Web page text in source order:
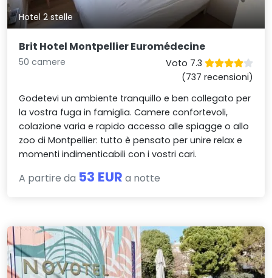
Hotel 2 stelle
Brit Hotel Montpellier Euromédecine
50 camere
Voto 7.3
(737 recensioni)
Godetevi un ambiente tranquillo e ben collegato per
la vostra fuga in famiglia. Camere confortevoli,
colazione varia e rapido accesso alle spiagge o allo
zoo di Montpellier: tutto è pensato per unire relax e
momenti indimenticabili con i vostri cari.
A partire da 53 EUR a notte